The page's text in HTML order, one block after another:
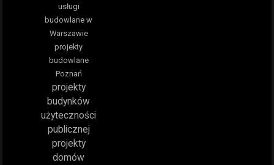
usługi
budowlane w
Warszawie
projekty
budowlane
Poznań
projekty
budynków
użyteczności
publicznej
projekty
domów